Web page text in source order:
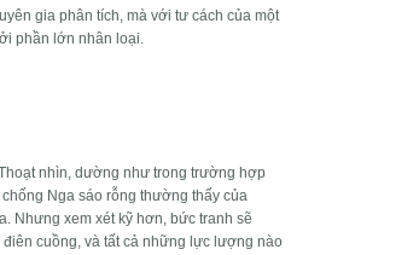
gia phân tích, mà với tư cách của một
phần lớn nhân loại.
nhìn, dường như trong trường hợp
Nga sáo rỗng thường thấy của
Nhưng xem xét kỹ hơn, bức tranh sẽ
cuồng, và tất cả những lực lượng nào